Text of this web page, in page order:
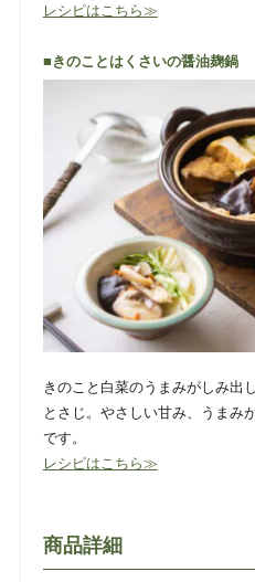
レシピはこちら≫
■きのことはくさいの醤油麹鍋
きのこと白菜のうまみがしみ出
とさじ。やさしい甘み、うまみ
です。
レシピはこちら≫
商品詳細